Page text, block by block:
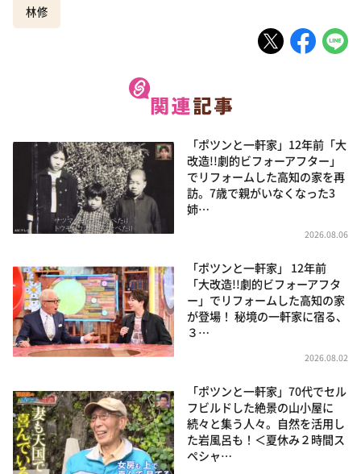
林修
「ポツンと一軒家」12年前「大
改造!!劇的ビフォーアフター」
でリフォームした高知の家を再
訪。7歳で親がいなくなった3
姉…
2026.08.06
「ポツンと一軒家」 12年前
「大改造!!劇的ビフォーアフタ
ー」でリフォームした高知の家
が登場！ 秘境の一軒家に宿る、
３…
2026.08.02
「ポツンと一軒家」70代でセル
フビルドした絶景の山小屋に
続々と集う人々。自然を活用し
た岩風呂も！＜夏休み２時間ス
ペシャ…